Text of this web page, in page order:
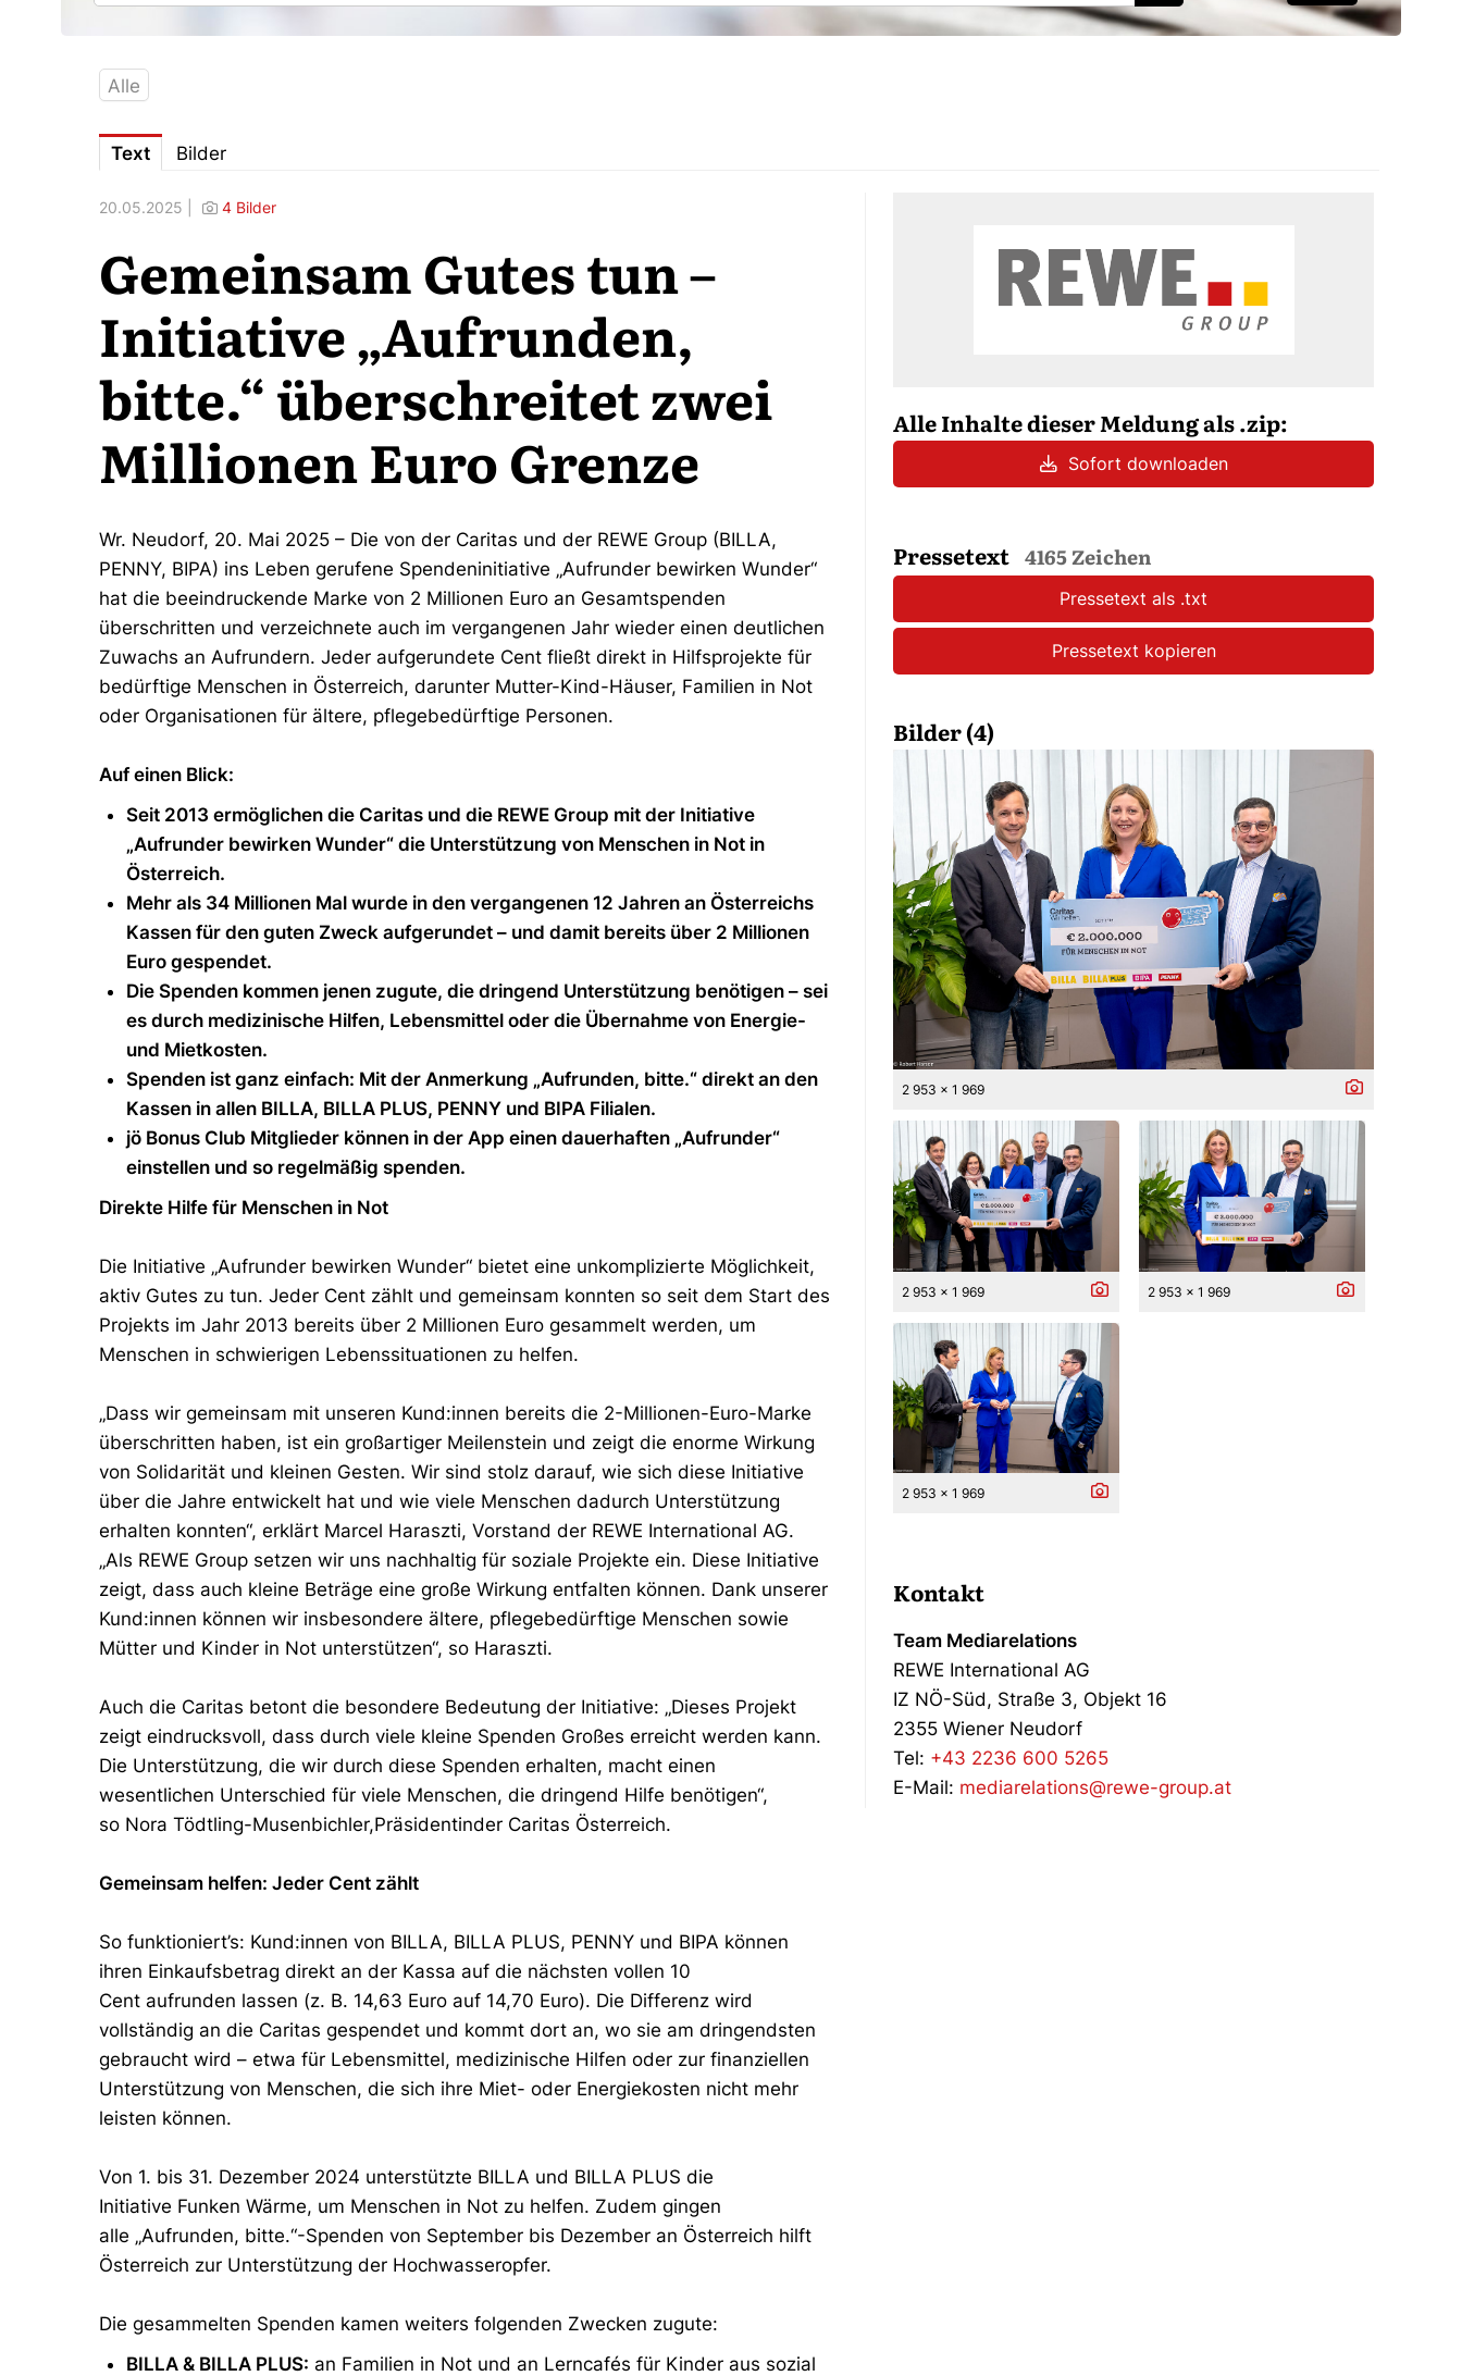
Alle
Text Bilder
20.05.2025 | 4 Bilder
Gemeinsam Gutes tun –
Initiative „Aufrunden,
bitte.“ überschreitet zwei
Millionen Euro Grenze
Wr. Neudorf, 20. Mai 2025 – Die von der Caritas und der REWE Group (BILLA,
PENNY, BIPA) ins Leben gerufene Spendeninitiative „Aufrunder bewirken Wunder“
hat die beeindruckende Marke von 2 Millionen Euro an Gesamtspenden
überschritten und verzeichnete auch im vergangenen Jahr wieder einen deutlichen
Zuwachs an Aufrundern. Jeder aufgerundete Cent fließt direkt in Hilfsprojekte für
bedürftige Menschen in Österreich, darunter Mutter-Kind-Häuser, Familien in Not
oder Organisationen für ältere, pflegebedürftige Personen.
Auf einen Blick:
Seit 2013 ermöglichen die Caritas und die REWE Group mit der Initiative
„Aufrunder bewirken Wunder“ die Unterstützung von Menschen in Not in
Österreich.
Mehr als 34 Millionen Mal wurde in den vergangenen 12 Jahren an Österreichs
Kassen für den guten Zweck aufgerundet – und damit bereits über 2 Millionen
Euro gespendet.
Die Spenden kommen jenen zugute, die dringend Unterstützung benötigen – sei
es durch medizinische Hilfen, Lebensmittel oder die Übernahme von Energie-
und Mietkosten.
Spenden ist ganz einfach: Mit der Anmerkung „Aufrunden, bitte.“ direkt an den
Kassen in allen BILLA, BILLA PLUS, PENNY und BIPA Filialen.
jö Bonus Club Mitglieder können in der App einen dauerhaften „Aufrunder“
einstellen und so regelmäßig spenden.
Direkte Hilfe für Menschen in Not
Die Initiative „Aufrunder bewirken Wunder“ bietet eine unkomplizierte Möglichkeit,
aktiv Gutes zu tun. Jeder Cent zählt und gemeinsam konnten so seit dem Start des
Projekts im Jahr 2013 bereits über 2 Millionen Euro gesammelt werden, um
Menschen in schwierigen Lebenssituationen zu helfen.
„Dass wir gemeinsam mit unseren Kund:innen bereits die 2-Millionen-Euro-Marke
überschritten haben, ist ein großartiger Meilenstein und zeigt die enorme Wirkung
von Solidarität und kleinen Gesten. Wir sind stolz darauf, wie sich diese Initiative
über die Jahre entwickelt hat und wie viele Menschen dadurch Unterstützung
erhalten konnten“, erklärt Marcel Haraszti, Vorstand der REWE International AG.
„Als REWE Group setzen wir uns nachhaltig für soziale Projekte ein. Diese Initiative
zeigt, dass auch kleine Beträge eine große Wirkung entfalten können. Dank unserer
Kund:innen können wir insbesondere ältere, pflegebedürftige Menschen sowie
Mütter und Kinder in Not unterstützen“, so Haraszti.
Auch die Caritas betont die besondere Bedeutung der Initiative: „Dieses Projekt
zeigt eindrucksvoll, dass durch viele kleine Spenden Großes erreicht werden kann.
Die Unterstützung, die wir durch diese Spenden erhalten, macht einen
wesentlichen Unterschied für viele Menschen, die dringend Hilfe benötigen“,
so Nora Tödtling-Musenbichler,Präsidentinder Caritas Österreich.
Gemeinsam helfen: Jeder Cent zählt
So funktioniert’s: Kund:innen von BILLA, BILLA PLUS, PENNY und BIPA können
ihren Einkaufsbetrag direkt an der Kassa auf die nächsten vollen 10
Cent aufrunden lassen (z. B. 14,63 Euro auf 14,70 Euro). Die Differenz wird
vollständig an die Caritas gespendet und kommt dort an, wo sie am dringendsten
gebraucht wird – etwa für Lebensmittel, medizinische Hilfen oder zur finanziellen
Unterstützung von Menschen, die sich ihre Miet- oder Energiekosten nicht mehr
leisten können.
Von 1. bis 31. Dezember 2024 unterstützte BILLA und BILLA PLUS die
Initiative Funken Wärme, um Menschen in Not zu helfen. Zudem gingen
alle „Aufrunden, bitte.“-Spenden von September bis Dezember an Österreich hilft
Österreich zur Unterstützung der Hochwasseropfer.
Die gesammelten Spenden kamen weiters folgenden Zwecken zugute:
BILLA & BILLA PLUS: an Familien in Not und an Lerncafés für Kinder aus sozial
Alle Inhalte dieser Meldung als .zip:
Sofort downloaden
Pressetext 4165 Zeichen
Pressetext als .txt
Pressetext kopieren
Bilder (4)
2 953 x 1 969
2 953 x 1 969 2 953 x 1 969
2 953 x 1 969
Kontakt
Team Mediarelations
REWE International AG
IZ NÖ-Süd, Straße 3, Objekt 16
2355 Wiener Neudorf
Tel: +43 2236 600 5265
E-Mail: mediarelations@rewe-group.at